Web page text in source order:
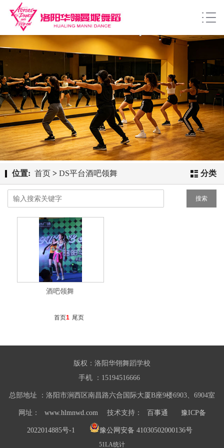
分类
位置: 首页 > DS平台酒吧领舞
搜索
酒吧领舞
首页1 尾页
版权：洛阳华翎舞蹈学校
手机 ：15194516666
总部地址 ：洛阳市涧西区南昌路六合国际大厦B座9楼6903、6904室
网址： www.hlmnwd.com 技术支持： 百事通 豫ICP备
2022014885号-1 豫公网安备 41030502000136号
51LA统计